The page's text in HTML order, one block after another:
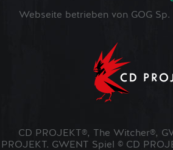
Webseite betrieben von GOG Sp.
CD PROJEKT®, The Witcher®,
PROJEKT. GWENT Spiel © CD